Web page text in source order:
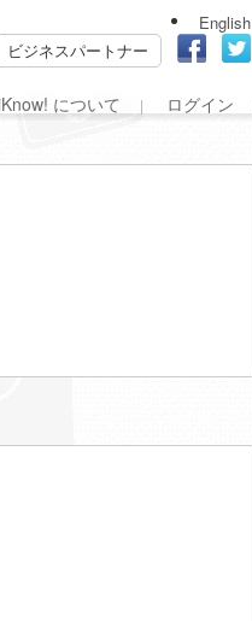
English
ビジネスパートナー
について ログイン